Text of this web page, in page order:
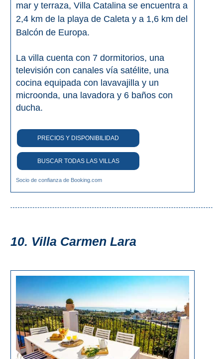
mar y terraza, Villa Catalina se encuentra a
2,4 km de la playa de Caleta y a 1,6 km del
Balcón de Europa.
La villa cuenta con 7 dormitorios, una
televisión con canales vía satélite, una
cocina equipada con lavavajilla y un
microonda, una lavadora y 6 baños con
ducha.
PRECIOS Y DISPONIBILIDAD
BUSCAR TODAS LAS VILLAS
Socio de confianza de Booking.com
10. Villa Carmen Lara